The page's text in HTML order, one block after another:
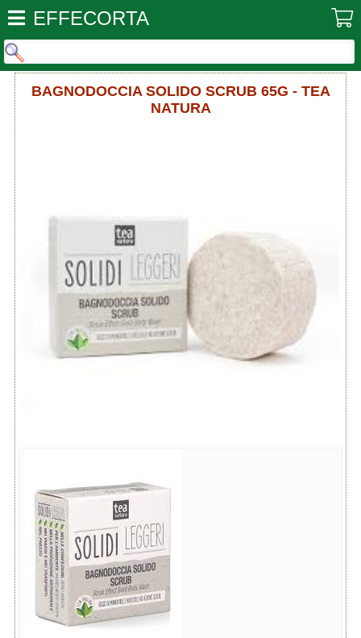
EFFECORTA
BAGNODOCCIA SOLIDO SCRUB 65G - TEA
NATURA